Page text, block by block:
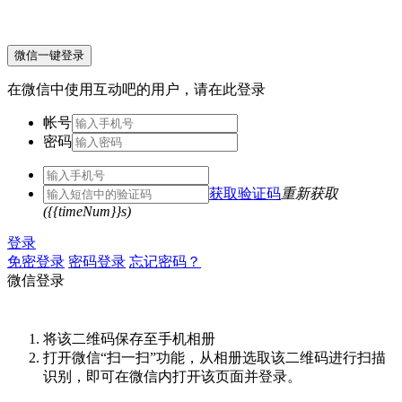
微信一键登录
在微信中使用互动吧的用户，请在此登录
帐号
密码
获取验证码重新获取
({{timeNum}}s)
登录
免密登录 密码登录 忘记密码？
微信登录
将该二维码保存至手机相册
打开微信“扫一扫”功能，从相册选取该二维码进行扫描
识别，即可在微信内打开该页面并登录。